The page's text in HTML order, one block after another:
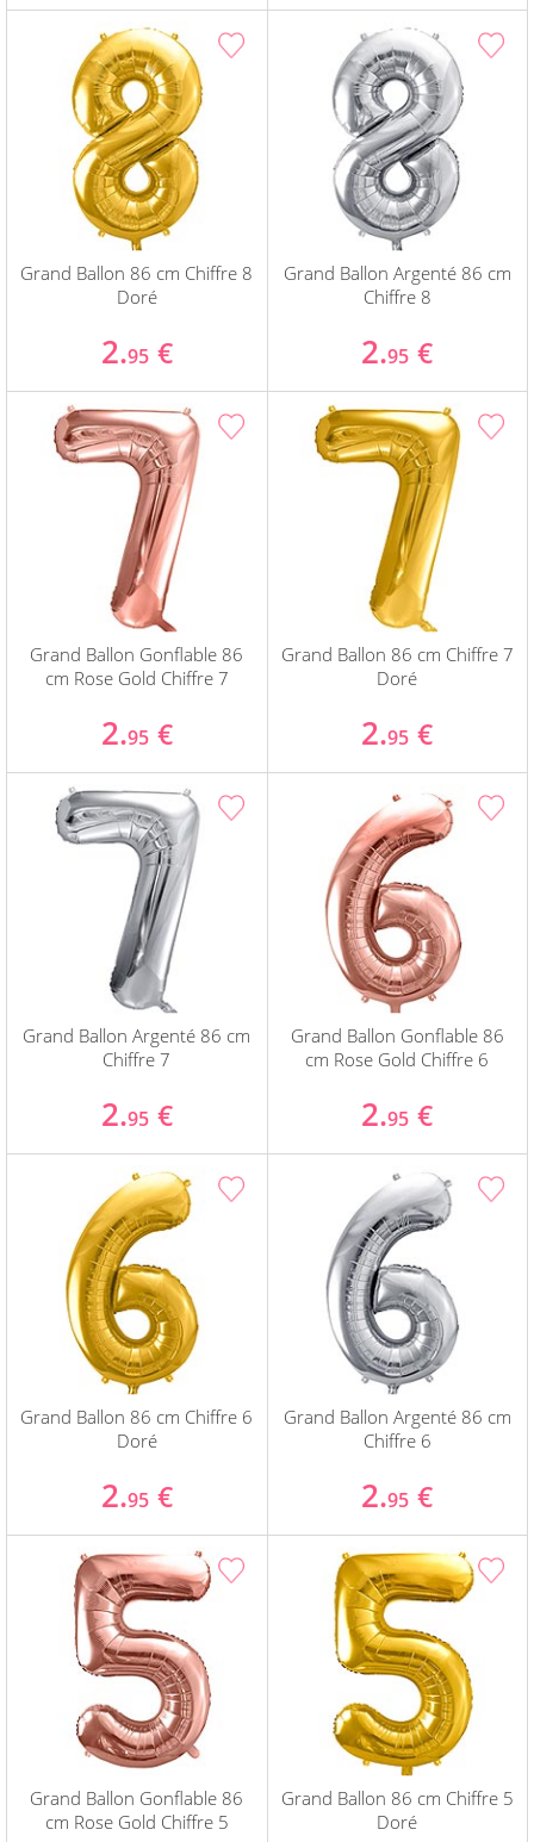
Grand Ballon 86 cm Chiffre 8
Doré
2.95 €
Grand Ballon Argenté 86 cm
Chiffre 8
2.95 €
Grand Ballon Gonflable 86
cm Rose Gold Chiffre 7
2.95 €
Grand Ballon 86 cm Chiffre 7
Doré
2.95 €
Grand Ballon Argenté 86 cm
Chiffre 7
2.95 €
Grand Ballon Gonflable 86
cm Rose Gold Chiffre 6
2.95 €
Grand Ballon 86 cm Chiffre 6
Doré
2.95 €
Grand Ballon Argenté 86 cm
Chiffre 6
2.95 €
Grand Ballon Gonflable 86
cm Rose Gold Chiffre 5
Grand Ballon 86 cm Chiffre 5
Doré